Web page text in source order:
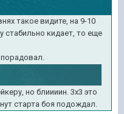
такое видите, на 9-10
стабильно кидает, то еще
но блиииин. 3х3 это
старта боя подождал.